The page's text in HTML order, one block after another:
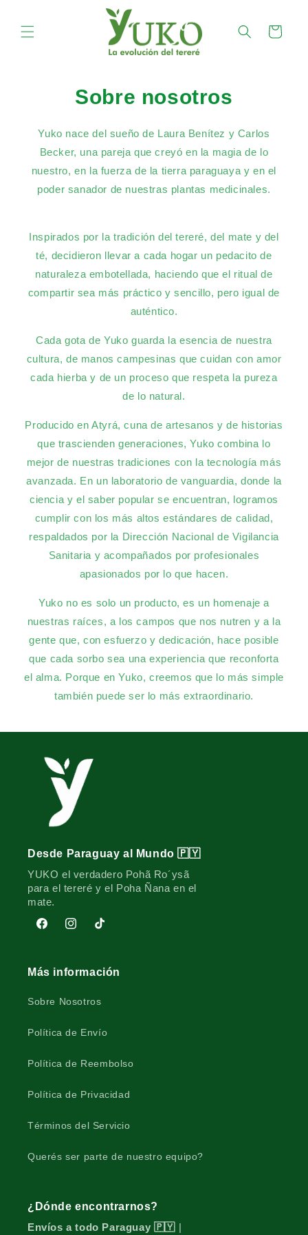
al contenido
Carrito
Sobre nosotros
Yuko nace del sueño de Laura Benítez y Carlos
Becker, una pareja que creyó en la magia de lo
nuestro, en la fuerza de la tierra paraguaya y en el
poder sanador de nuestras plantas medicinales.
Inspirados por la tradición del tereré, del mate y del
té, decidieron llevar a cada hogar un pedacito de
naturaleza embotellada, haciendo que el ritual de
compartir sea más práctico y sencillo, pero igual de
auténtico.
Cada gota de Yuko guarda la esencia de nuestra
cultura, de manos campesinas que cuidan con amor
cada hierba y de un proceso que respeta la pureza
de lo natural.
Producido en Atyrá, cuna de artesanos y de historias
que trascienden generaciones, Yuko combina lo
mejor de nuestras tradiciones con la tecnología más
avanzada. En un laboratorio de vanguardia, donde la
ciencia y el saber popular se encuentran, logramos
cumplir con los más altos estándares de calidad,
respaldados por la Dirección Nacional de Vigilancia
Sanitaria y acompañados por profesionales
apasionados por lo que hacen.
Yuko no es solo un producto, es un homenaje a
nuestras raíces, a los campos que nos nutren y a la
gente que, con esfuerzo y dedicación, hace posible
que cada sorbo sea una experiencia que reconforta
el alma. Porque en Yuko, creemos que lo más simple
también puede ser lo más extraordinario.
Desde Paraguay al Mundo 🇵🇾
YUKO el verdadero Pohã Ro´ysã
para el tereré y el Poha Ñana en el
mate.
FacebookInstagramTikTok
Más información
Sobre Nosotros
Política de Envío
Política de Reembolso
Política de Privacidad
Términos del Servicio
Querés ser parte de nuestro equipo?
¿Dónde encontrarnos?
Envíos a todo Paraguay 🇵🇾